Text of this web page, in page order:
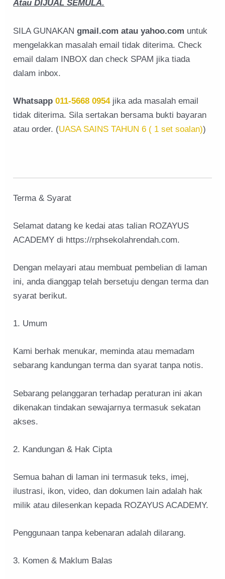
Atau DIJUAL SEMULA.
SILA GUNAKAN gmail.com atau yahoo.com untuk
mengelakkan masalah email tidak diterima. Check
email dalam INBOX dan check SPAM jika tiada
dalam inbox.
Whatsapp011-5668 0954jika ada masalah email
tidak diterima. Sila sertakan bersama bukti bayaran
atau order. (UASA SAINS TAHUN 6 ( 1 set soalan))
Terma & Syarat
Selamat datang ke kedai atas talian ROZAYUS
ACADEMY di https://rphsekolahrendah.com.
Dengan melayari atau membuat pembelian di laman
ini, anda dianggap telah bersetuju dengan terma dan
syarat berikut.
1. Umum
Kami berhak menukar, meminda atau memadam
sebarang kandungan terma dan syarat tanpa notis.
Sebarang pelanggaran terhadap peraturan ini akan
dikenakan tindakan sewajarnya termasuk sekatan
akses.
2. Kandungan & Hak Cipta
Semua bahan di laman ini termasuk teks, imej,
ilustrasi, ikon, video, dan dokumen lain adalah hak
milik atau dilesenkan kepada ROZAYUS ACADEMY.
Penggunaan tanpa kebenaran adalah dilarang.
3. Komen & Maklum Balas